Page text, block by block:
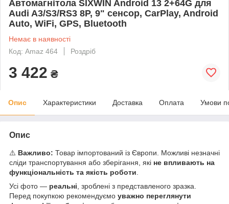
Автомагнітола SIXWIN Android 13 2+64G для
Audi A3/S3/RS3 8P, 9" сенсор, CarPlay, Android
Auto, WiFi, GPS, Bluetooth
Немає в наявності
Код: Amaz 464
Роздріб
3 422 ₴
Опис Характеристики Доставка Оплата Умови
Опис
⚠️ Важливо: Товар імпортований із Європи. Можливі незначні
сліди транспортування або зберігання, які не впливають на
функціональність та якість роботи
Усі фото — реальні , зроблені з представленого зразка.
Перед покупкою рекомендуємо уважно переглянути